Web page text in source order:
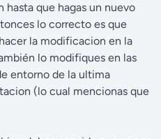
hasta que hagas un nuevo
lo correcto es que
la modificacion en la
lo modifiques en las
entorno de la ultima
(lo cual mencionas que